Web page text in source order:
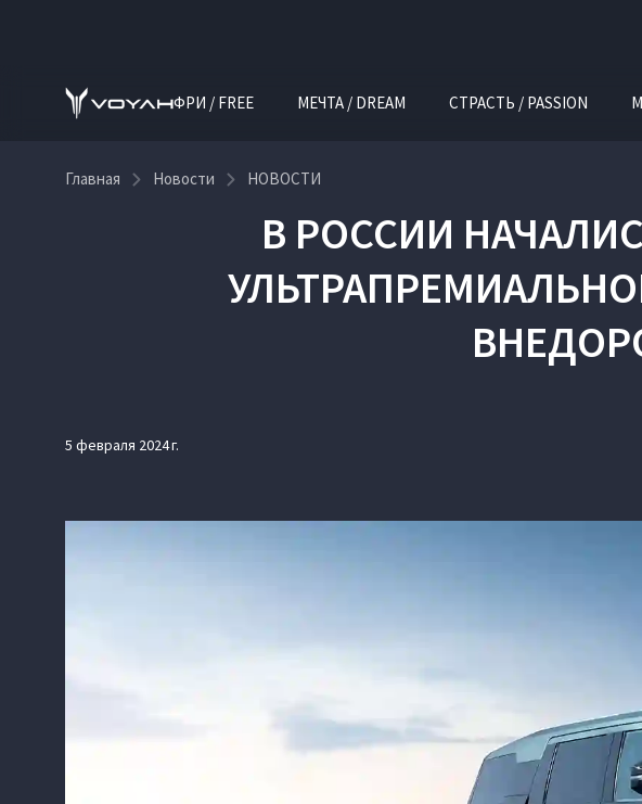
ФРИ / FREE МЕЧТА / DREAM СТРАСТЬ / PASSION
Главная Новости НОВОСТИ
В РОССИИ
5 февраля 2024 г.